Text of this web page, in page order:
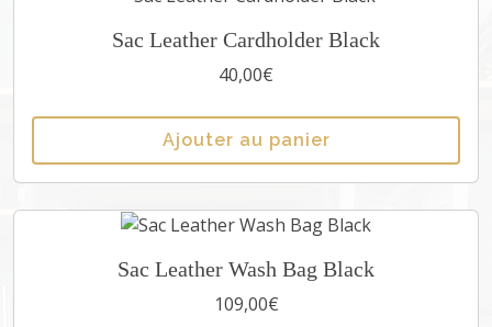
Sac Leather Cardholder Black
40,00€
Ajouter au panier
Sac Leather Wash Bag Black
109,00€